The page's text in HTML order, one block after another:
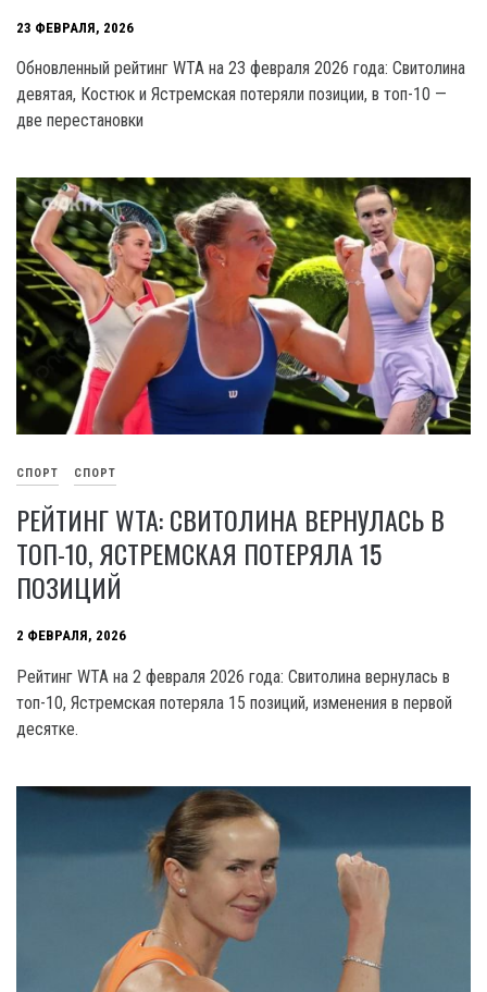
23 ФЕВРАЛЯ, 2026
Обновленный рейтинг WTA на 23 февраля 2026 года: Свитолина
девятая, Костюк и Ястремская потеряли позиции, в топ-10 —
две перестановки
СПОРТ СПОРТ
РЕЙТИНГ WTA: СВИТОЛИНА ВЕРНУЛАСЬ В
ТОП-10, ЯСТРЕМСКАЯ ПОТЕРЯЛА 15
ПОЗИЦИЙ
2 ФЕВРАЛЯ, 2026
Рейтинг WTA на 2 февраля 2026 года: Свитолина вернулась в
топ-10, Ястремская потеряла 15 позиций, изменения в первой
десятке.